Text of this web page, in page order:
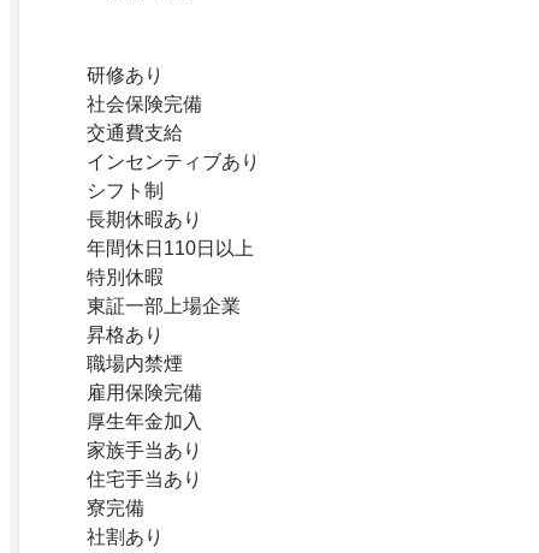
研修あり
社会保険完備
交通費支給
インセンティブあり
シフト制
長期休暇あり
年間休日110日以上
特別休暇
東証一部上場企業
昇格あり
職場内禁煙
雇用保険完備
厚生年金加入
家族手当あり
住宅手当あり
寮完備
社割あり